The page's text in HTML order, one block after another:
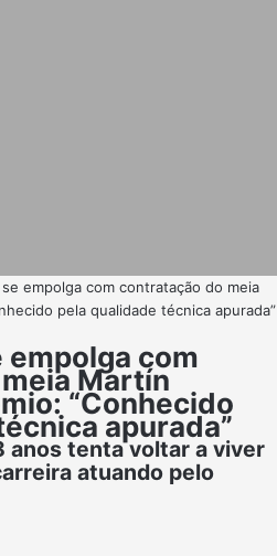
empolga com contratação do meia
pela qualidade técnica apurada”
com
Martín
“Conhecido
apurada”
anos tenta voltar a viver
atuando pelo